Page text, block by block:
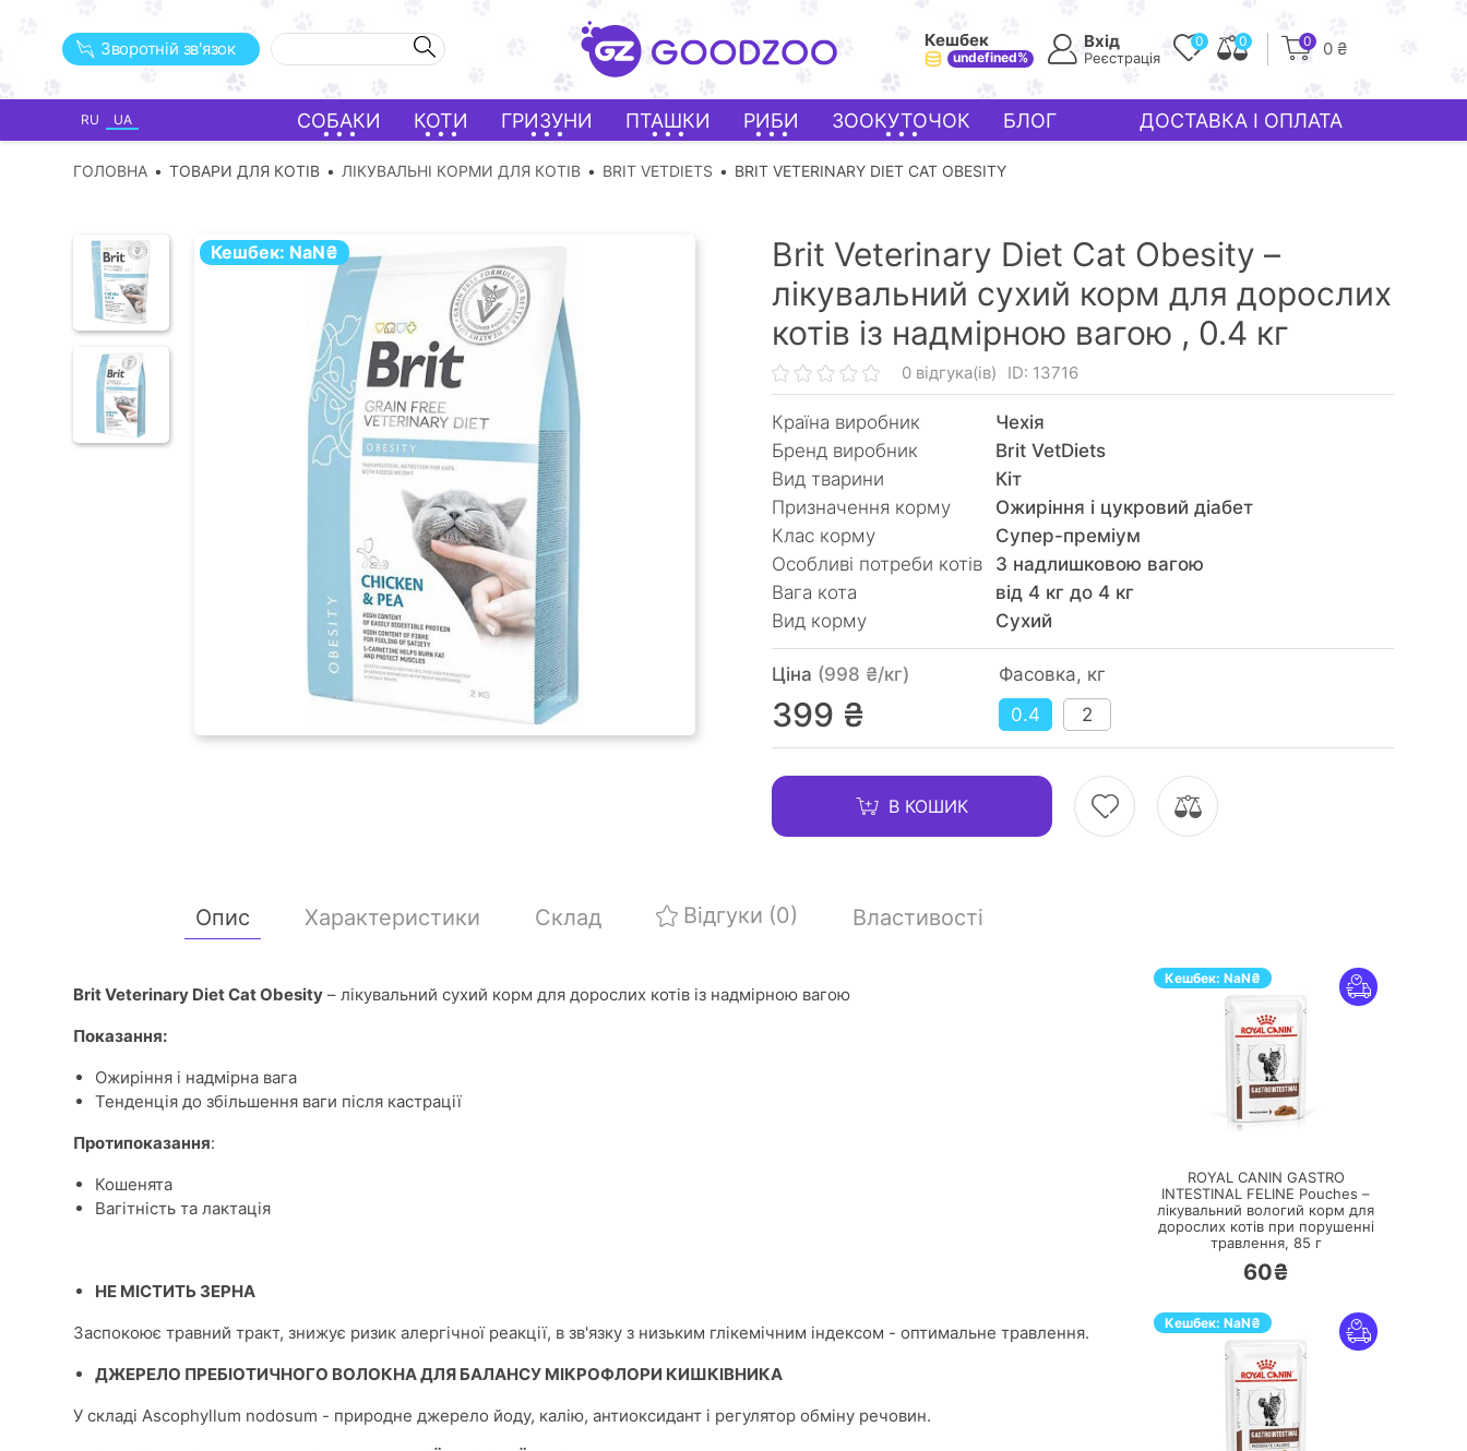
Зворотній зв'язок Кешбек
undefined%
Вхід
Реєстрація
0 0 0 0 ₴
RU UA СОБАКИ КОТИ ГРИЗУНИ ПТАШКИ РИБИ ЗООКУТОЧОК БЛОГ ДОСТАВКА І ОПЛАТА
ГОЛОВНА ТОВАРИ ДЛЯ КОТІВ ЛІКУВАЛЬНІ КОРМИ ДЛЯ КОТІВ BRIT VETDIETS BRIT VETERINARY DIET CAT OBESITY
Кешбек: NaN₴
Brit Veterinary Diet Cat Obesity –
лікувальний сухий корм для дорослих
котів із надмірною вагою , 0.4 кг
0 відгука(ів) ID: 13716
Країна виробник
Чехія
Бренд виробник
Brit VetDiets
Вид тварини
Кiт
Призначення корму
Ожиріння і цукровий діабет
Клас корму
Супер-преміум
Особливі потреби котів
З надлишковою вагою
Вага кота
від 4 кг до 4 кг
Вид корму
Сухий
Ціна (998 ₴/кг)
399 ₴
Фасовка, кг
0.4
2
В КОШИК
Опис Характеристики Склад Відгуки (0) Властивості
Brit Veterinary Diet Cat Obesity – лікувальний сухий корм для дорослих котів із надмірною вагою
Показання:
Ожиріння і надмірна вага
Тенденція до збільшення ваги після кастрації
Протипоказання:
Кошенята
Вагітність та лактація
НЕ МІСТИТЬ ЗЕРНА
Заспокоює травний тракт, знижує ризик алергічної реакції, в зв'язку з низьким глікемічним індексом - оптимальне травлення.
ДЖЕРЕЛО ПРЕБІОТИЧНОГО ВОЛОКНА ДЛЯ БАЛАНСУ МІКРОФЛОРИ КИШКІВНИКА
У складі Ascophyllum nodosum - природне джерело йоду, калію, антиоксидант і регулятор обміну речовин.
Кешбек: NaN₴
ПЕРЕЙТИ
ROYAL CANIN GASTRO
INTESTINAL FELINE Pouches –
лікувальний вологий корм для
дорослих котів при порушенні
травлення, 85 г
60₴
Кешбек: NaN₴